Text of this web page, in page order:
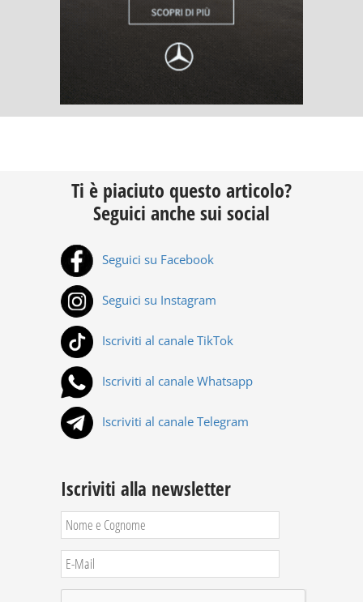
Ti è piaciuto questo articolo?
Seguici anche sui social
Seguici su Facebook
Seguici su Instagram
Iscriviti al canale TikTok
Iscriviti al canale Whatsapp
Iscriviti al canale Telegram
Iscriviti alla newsletter